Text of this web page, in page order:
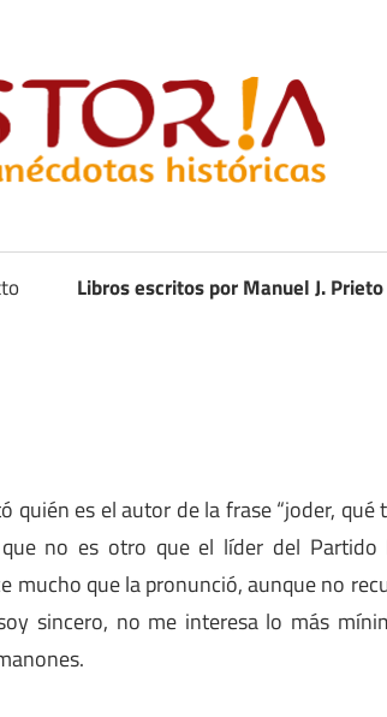
Libros escritos por Manuel J. Prieto
quién es el autor de la frase “joder, qué
no es otro que el líder del Partido
mucho que la pronunció, aunque no
sincero, no me interesa lo más